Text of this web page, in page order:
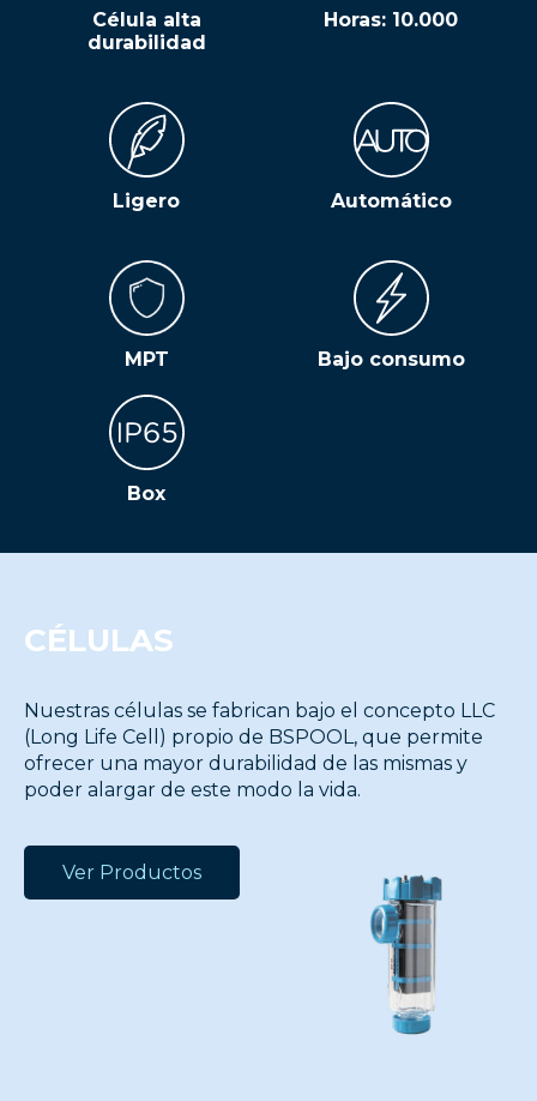
Célula alta
durabilidad
Horas: 10.000
Ligero Automático
MPT Bajo consumo
Box
CÉLULAS
Nuestras células se fabrican bajo el concepto LLC
(Long Life Cell) propio de BSPOOL, que permite
ofrecer una mayor durabilidad de las mismas y
poder alargar de este modo la vida.
Ver Productos